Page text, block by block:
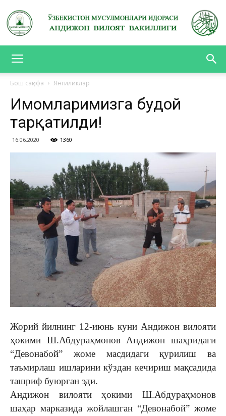
ВИЛОЯТ
Бош саҳифа Янгиликлар
Имомларимизга буғдой
тарқатилди!
16.06.2020 1360
Жорий йилнинг 12-июнь куни Андижон вилояти
ҳокими Ш.Абдураҳмонов Андижон шаҳридаги
“Девонабой” жоме масдидаги қурилиш ва
таъмирлаш ишларини кўздан кечириш мақсадида
ташриф буюрган эди.
Андижон вилояти ҳокими Ш.Абдураҳмонов
шаҳар марказида жойлашган “Девонабой” жоме